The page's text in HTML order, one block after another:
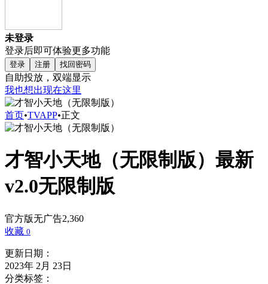
未登录
登录后即可体验更多功能
登录 注册 找回密码
自助投放，双端显示
我也想出现在这里
首页•TVAPP•正文
才智小天地（无限制版） 最新
v2.0无限制版
官方版无广告2,360
收藏 0
更新日期：
2023年 2月 23日
分类标签：